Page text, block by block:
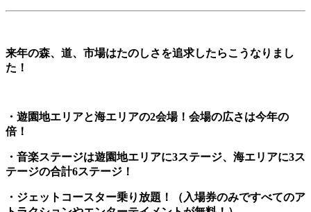
来年の森、道、市場はたのしさを追求したらこうなりまし
た！
・遊園地エリアと海エリアの2会場！会場の広さは今年の
倍！
・音楽ステージは遊園地エリアに3ステージ、海エリアに3ス
テージの合計6ステージ！
・ジェットコースター乗り放題！（入場券のみですべてのア